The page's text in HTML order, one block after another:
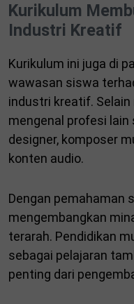
Kurikulum
Industri Kreatif
Kurikulum ini juga di
wawasan siswa
industri kreatif.
mengenal profesi lain
designer, komposer
konten audio.
Dengan pemahaman
mengembangkan
terarah. Pendidikan
sebagai pelajaran
penting dari